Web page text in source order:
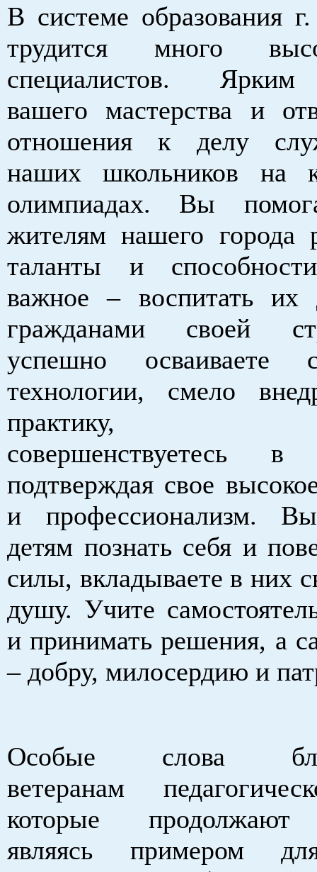
В системе образования
трудится много
специалистов.
вашего мастерства и
отношения к делу
наших школьников на
олимпиадах. Вы
жителям нашего города
таланты и
важное – воспитать их
гражданами своей
успешно осваиваете
технологии, смело
практику,
совершенствуетесь в
подтверждая свое
и профессионализм.
детям познать себя и
силы, вкладываете в них
душу. Учите
и принимать решения, а
– добру, милосердию и
Особые слова
ветеранам
которые продолжают
являясь примером